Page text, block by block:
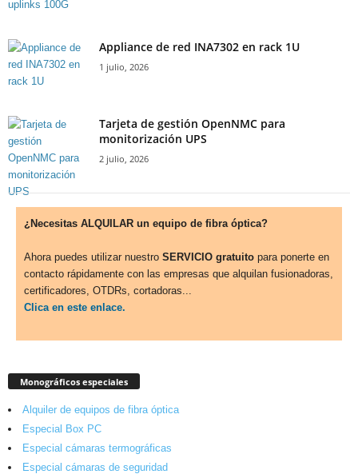
Appliance de red INA7302 en rack 1U
1 julio, 2026
Tarjeta de gestión OpenNMC para
monitorización UPS
2 julio, 2026
¿Necesitas ALQUILAR un equipo de fibra óptica?
Ahora puedes utilizar nuestro SERVICIO gratuito para ponerte en
contacto rápidamente con las empresas que alquilan fusionadoras,
certificadores, OTDRs, cortadoras...
Clica en este enlace.
Monográficos especiales
Alquiler de equipos de fibra óptica
Especial Box PC
Especial cámaras termográficas
Especial cámaras de seguridad